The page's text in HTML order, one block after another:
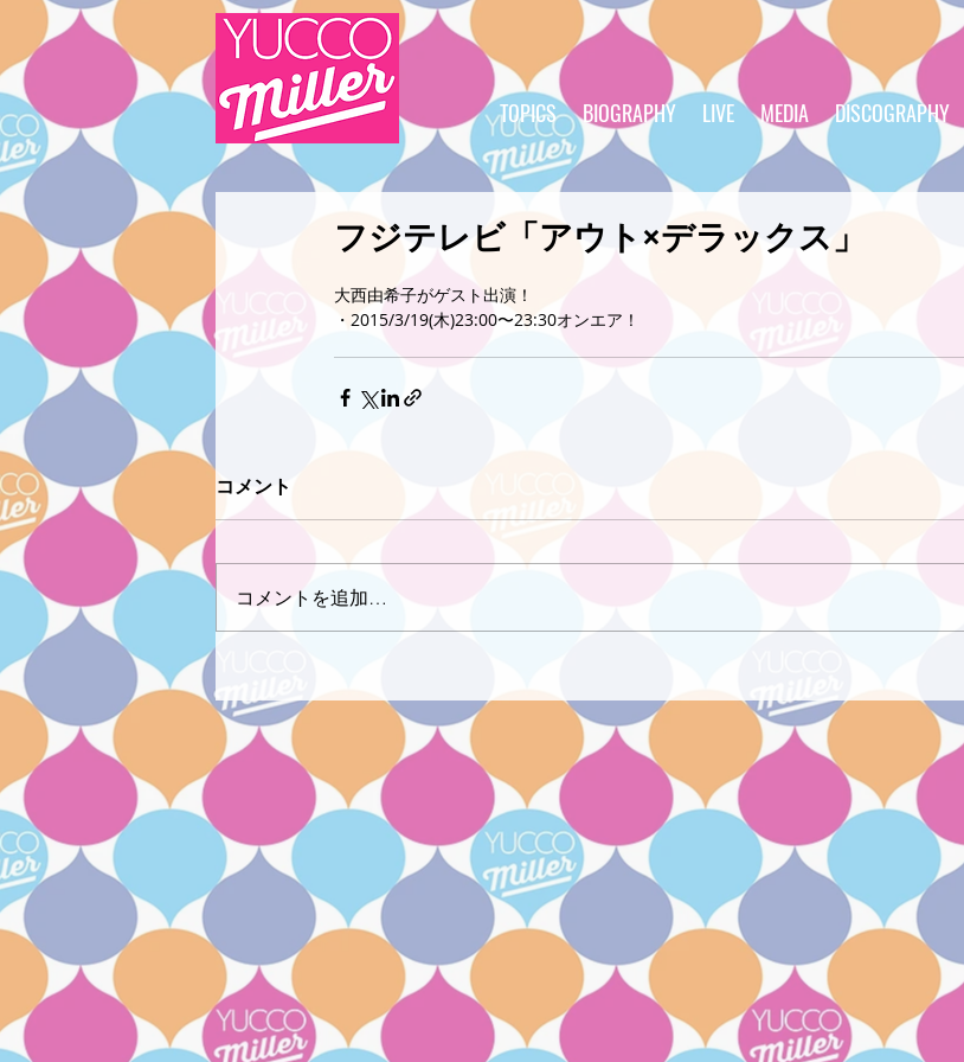
TOPICS BIOGRAPHY LIVE MEDIA DISCOGRAPHY
フジテレビ「アウト×デラックス」
大西由希子がゲスト出演！
・2015/3/19(木)23:00〜23:30オンエア！
コメント
コメントを追加…